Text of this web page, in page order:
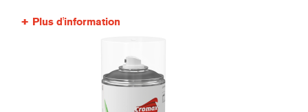
Plus d'information